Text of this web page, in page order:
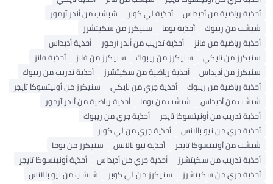
أحذية رياضية من أديداس
أحذية لي كوبر
شبشب من أندر آرمور
شبشب من ريبوك
أحذية بوما
سنيكرز من سكيتشرز
أحذية رياضية من فانز
أحذية تدريب من أندر آرمور
أحذية أديداس
سنيكرز من نايكي
سنيكرز من ريبوك سنيكرز من فانز
أحذية فانز
سنيكرز من أديداس
أحذية رياضية من سكيتشرز
أحذية تدريب من ريبوك
أحذية رياضية من ريبوك
أحذية جري من نايكي
سنيكرز من أونيتسوكا تايجر
شبشب من أديداس
شبشب من بوما
أحذية رياضية من أندر آرمور
أحذية تدريب من أونيتسوكا تايجر
أحذية جري من ريبوك
أحذية جري من نيو بالانس
أحذية جري من لي كوبر
شبشب من أونيتسوكا تايجر
أحذية نيو بالانس
سنيكرز من بوما
أحذية تدريب من سكيتشرز
أحذية جري من أديداس
أحذية أونيتسوكا تايجر
أحذية جري من سكيتشرز
سنيكرز من لي كوبر
شبشب من نيو بالانس